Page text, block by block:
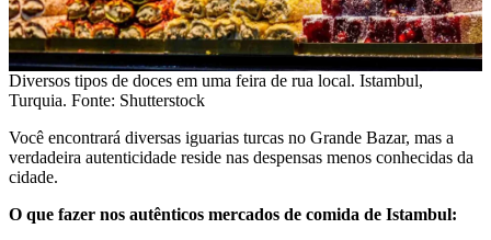
Diversos tipos de doces em uma feira de rua local. Istambul,
Turquia. Fonte: Shutterstock
Você encontrará diversas iguarias turcas no Grande Bazar, mas a
verdadeira autenticidade reside nas despensas menos conhecidas da
cidade.
O que fazer nos autênticos mercados de comida de Istambul: